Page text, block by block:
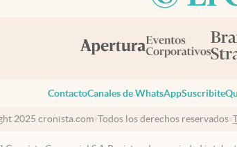
ContactoCanales de WhatsAppSuscribite
2025 cronista.com Todos los derechos reservados